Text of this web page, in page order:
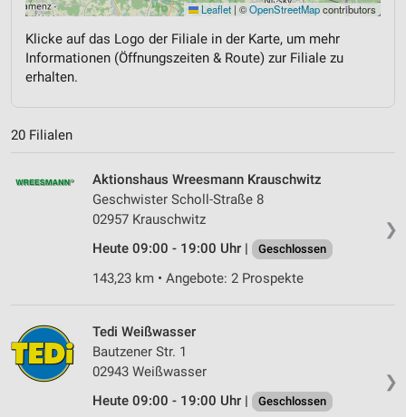
Leaflet | ©OpenStreetMapcontributors
Klicke auf das Logo der Filiale in der Karte, um mehr
Informationen (Öffnungszeiten & Route) zur Filiale zu
erhalten.
20 Filialen
❯
Aktionshaus Wreesmann Krauschwitz
Geschwister Scholl-Straße 8
02957 Krauschwitz
Heute 09:00 - 19:00 Uhr |
Geschlossen
143,23 km • Angebote: 2 Prospekte
❯
Tedi Weißwasser
Bautzener Str. 1
02943 Weißwasser
Heute 09:00 - 19:00 Uhr |
Geschlossen